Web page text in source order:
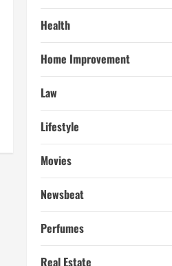
Health
Home Improvement
Law
Lifestyle
Movies
Newsbeat
Perfumes
Real Estate